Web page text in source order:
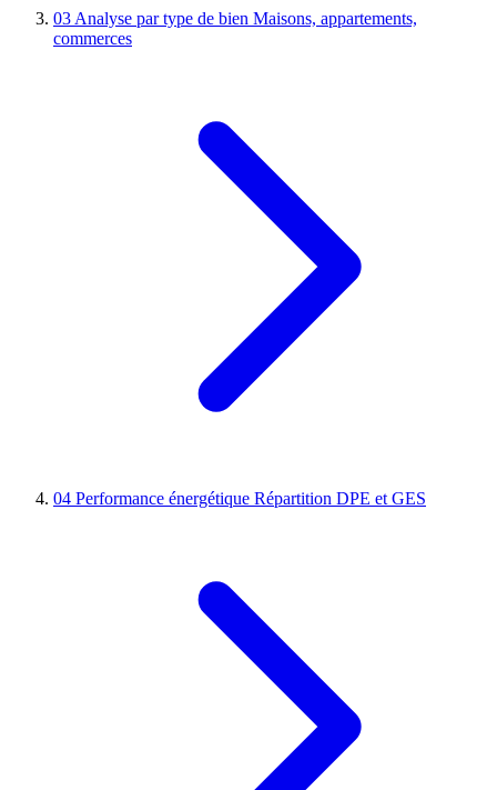
03 Analyse par type de bien Maisons, appartements,
commerces
04 Performance énergétique Répartition DPE et GES